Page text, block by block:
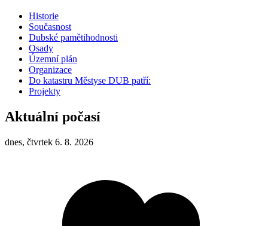
Historie
Současnost
Dubské pamětihodnosti
Osady
Územní plán
Organizace
Do katastru Městyse DUB patří:
Projekty
Aktuální počasí
dnes, čtvrtek 6. 8. 2026